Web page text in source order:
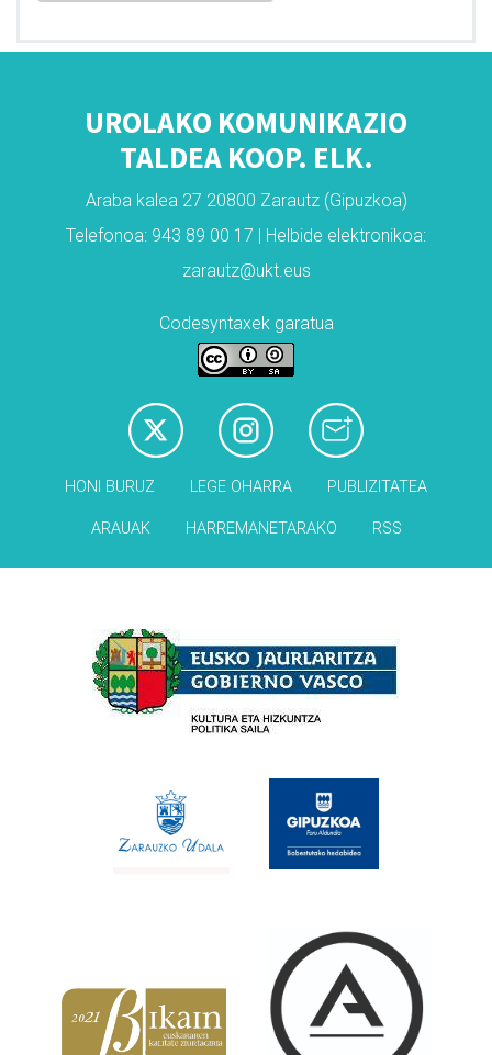
UROLAKO KOMUNIKAZIO
TALDEA KOOP. ELK.
Araba kalea 27 20800 Zarautz (Gipuzkoa)
Telefonoa: 943 89 00 17 | Helbide elektronikoa:
zarautz@ukt.eus
Codesyntaxek garatua
HONI BURUZ LEGE OHARRA PUBLIZITATEA
ARAUAK HARREMANETARAKO RSS